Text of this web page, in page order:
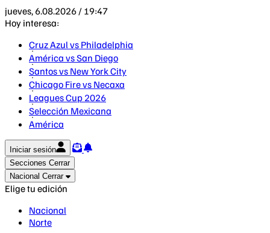
jueves, 6.08.2026 / 19:47
Hoy interesa:
Cruz Azul vs Philadelphia
América vs San Diego
Santos vs New York City
Chicago Fire vs Necaxa
Leagues Cup 2026
Selección Mexicana
América
Iniciar sesión
Secciones Cerrar
Nacional Cerrar
Elige tu edición
Nacional
Norte